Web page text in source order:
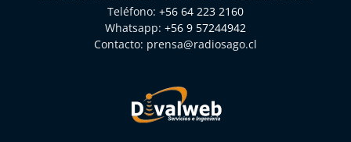
Teléfono: +56 64 223 2160
Whatsapp: +56 9 57244942
Contacto: prensa@radiosago.cl